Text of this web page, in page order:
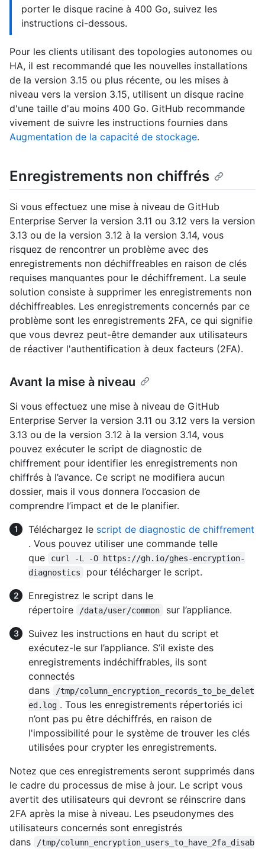
porter le disque racine à 400 Go, suivez les
instructions ci-dessous.
Pour les clients utilisant des topologies autonomes ou
HA, il est recommandé que les nouvelles installations
de la version 3.15 ou plus récente, ou les mises à
niveau vers la version 3.15, utilisent un disque racine
d'une taille d'au moins 400 Go. GitHub recommande
vivement de suivre les instructions fournies dans
Augmentation de la capacité de stockage.
Enregistrements non chiffrés
Si vous effectuez une mise à niveau de GitHub
Enterprise Server la version 3.11 ou 3.12 vers la version
3.13 ou de la version 3.12 à la version 3.14, vous
risquez de rencontrer un problème avec des
enregistrements non déchiffreables en raison de clés
requises manquantes pour le déchiffrement. La seule
solution consiste à supprimer les enregistrements non
déchiffreables. Les enregistrements concernés par ce
problème sont les enregistrements 2FA, ce qui signifie
que vous devrez peut-être demander aux utilisateurs
de réactiver l'authentification à deux facteurs (2FA).
Avant la mise à niveau
Si vous effectuez une mise à niveau de GitHub
Enterprise Server la version 3.11 ou 3.12 vers la version
3.13 ou de la version 3.12 à la version 3.14, vous
pouvez exécuter le script de diagnostic de
chiffrement pour identifier les enregistrements non
chiffrés à l’avance. Ce script ne modifiera aucun
dossier, mais il vous donnera l’occasion de
comprendre l’impact et de le planifier.
Téléchargez le script de diagnostic de chiffrement
. Vous pouvez utiliser une commande telle
que
curl -L -O https://gh.io/ghes-encryption-
diagnostics
pour télécharger le script.
Enregistrez le script dans le
répertoire
/data/user/common
sur l’appliance.
Suivez les instructions en haut du script et
exécutez-le sur l’appliance. S’il existe des
enregistrements indéchiffrables, ils sont
connectés
dans
/tmp/column_encryption_records_to_be_delet
ed.log . Tous les enregistrements répertoriés ici
n’ont pas pu être déchiffrés, en raison de
l'impossibilité pour le système de trouver les clés
utilisées pour crypter les enregistrements.
Notez que ces enregistrements seront supprimés dans
le cadre du processus de mise à jour. Le script vous
avertit des utilisateurs qui devront se réinscrire dans
2FA après la mise à niveau. Les pseudonymes des
utilisateurs concernés sont enregistrés
dans
/tmp/column_encryption_users_to_have_2fa_disab